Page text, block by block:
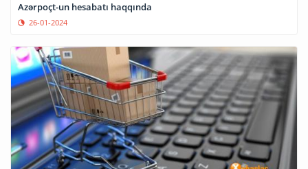
Azərpoçt-un hesabatı haqqında
26-01-2024